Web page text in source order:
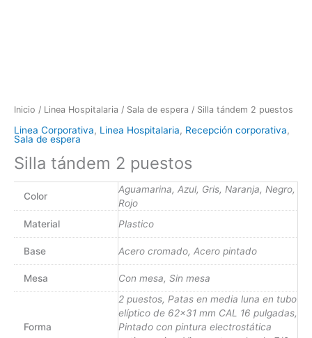
Inicio / Linea Hospitalaria / Sala de espera / Silla tándem 2 puestos
Linea Corporativa, Linea Hospitalaria, Recepción corporativa,
Sala de espera
Silla tándem 2 puestos
Color
Aguamarina, Azul, Gris, Naranja, Negro,
Rojo
Material
Plastico
Base Acero cromado, Acero pintado
Mesa Con mesa, Sin mesa
Forma
2 puestos, Patas en media luna en tubo
elíptico de 62×31 mm CAL 16 pulgadas,
Pintado con pintura electrostática